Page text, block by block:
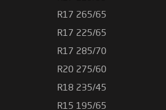
265/65 R17
225/65 R17
285/70 R17
275/60 R20
235/45 R18
195/65 R15